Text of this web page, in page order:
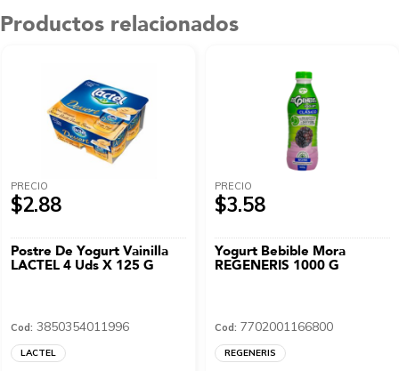
Productos relacionados
PRECIO
$2.88
Postre De Yogurt Vainilla
LACTEL 4 Uds X 125 G
Cod: 3850354011996
LACTEL
PRECIO
$3.58
Yogurt Bebible Mora
REGENERIS 1000 G
Cod: 7702001166800
REGENERIS